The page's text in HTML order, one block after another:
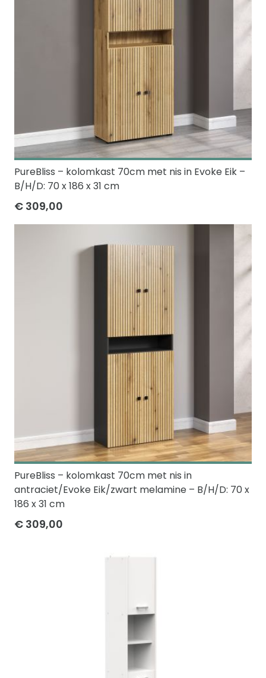
PureBliss – kolomkast 70cm met nis in Evoke Eik –
B/H/D: 70 x 186 x 31 cm
€ 309,00
PureBliss – kolomkast 70cm met nis in
antraciet/Evoke Eik/zwart melamine – B/H/D: 70 x
186 x 31 cm
€ 309,00